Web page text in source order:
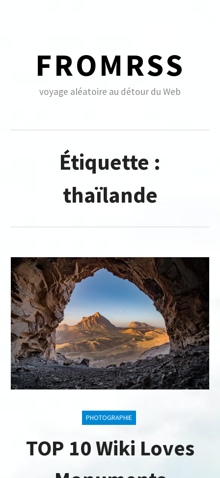
FROMRSS
voyage aléatoire au détour du Web
Étiquette :
thaïlande
PHOTOGRAPHIE
TOP 10 Wiki Loves